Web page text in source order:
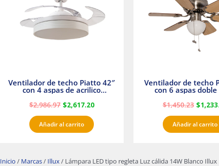
Ventilador de techo Piatto 42″
con 4 aspas de acrilico
$2,986.97 $2,617.20
Añadir al carrito
Ventilador de techo
con 6 aspas
$1,450.23 $
Añadir al carrito
Inicio / Marcas/ Illux/ Lámpara LED tipo regleta Luz cálida 14W Blanco Illux